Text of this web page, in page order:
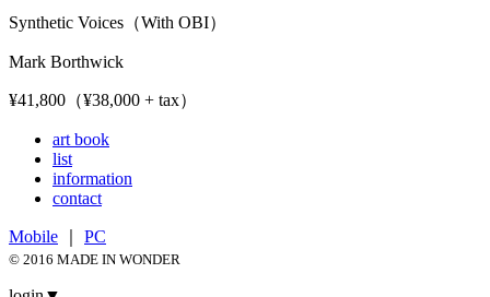
Synthetic Voices（With OBI）
Mark Borthwick
¥41,800（¥38,000 + tax）
art book
list
information
contact
Mobile PC
© 2016 MADE IN WONDER